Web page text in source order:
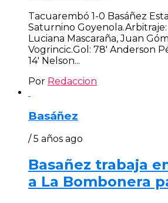
Tacuarembó 1-0 Basáñez
Saturnino
Luciana Mascaraña, Juan
Vogrincic.Gol: 78′ Anderson
14′ Nelson...
Por Redaccion
Basáñez
/ 5 años ago
Basañez trabaja
a La Bombonera